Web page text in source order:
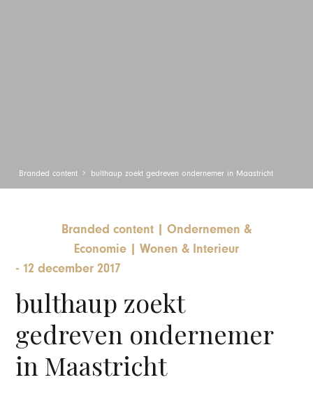
Branded content bulthaup zoekt gedreven ondernemer in Maastricht
Branded content
Ondernemen &
Economie
Wonen & Interieur
- 12 december 2017
bulthaup zoekt
gedreven ondernemer
in Maastricht